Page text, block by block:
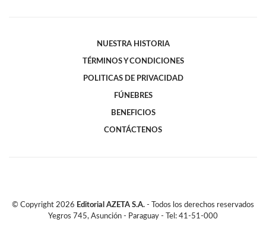
NUESTRA HISTORIA
TÉRMINOS Y CONDICIONES
POLITICAS DE PRIVACIDAD
FÚNEBRES
BENEFICIOS
CONTÁCTENOS
© Copyright 2026 Editorial AZETA S.A. - Todos los derechos reservados
Yegros 745, Asunción - Paraguay - Tel: 41-51-000